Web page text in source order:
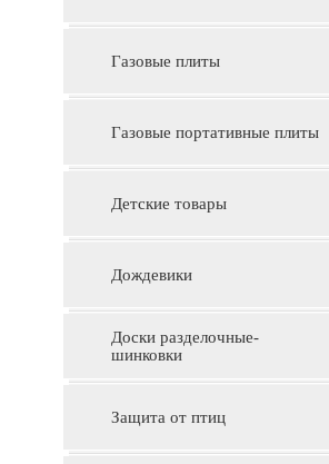
Газовые плиты
Газовые портативные плиты
Детские товары
Дождевики
Доски разделочные-
шинковки
Защита от птиц